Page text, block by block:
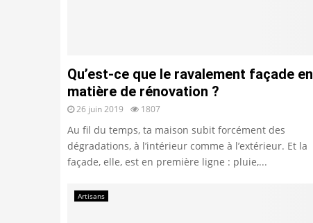
Qu’est-ce que le ravalement façade en
matière de rénovation ?
26 juin 2019 1807
Au fil du temps, ta maison subit forcément des
dégradations, à l’intérieur comme à l’extérieur. Et la
façade, elle, est en première ligne : pluie,...
Artisans